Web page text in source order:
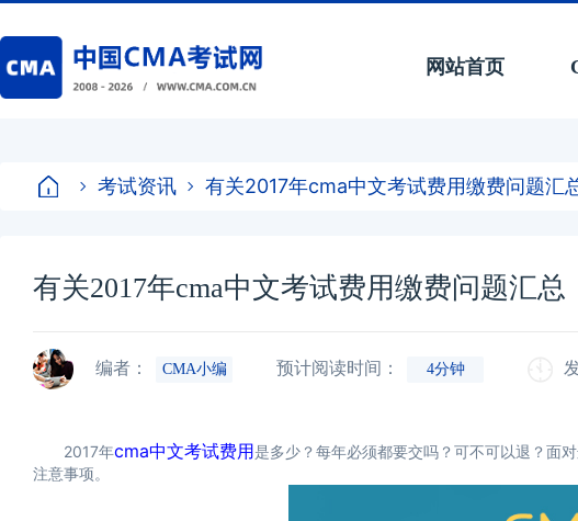
网站首页
考试资讯 有关2017年cma中文考试费用缴费问题汇
有关2017年cma中文考试费用缴费问题汇总
编者： CMA小编 预计阅读时间： 4分钟
2017年cma中文考试费用是多少？每年必须都要交吗？可不可以退？面
注意事项。